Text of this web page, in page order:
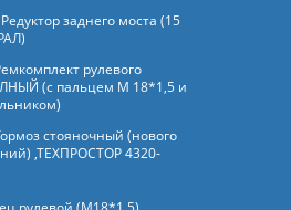
заднего моста (15
рулевого
(с пальцем М 18*1,5 и
стояночный (нового
,ТЕХПРОСТОР 4320-